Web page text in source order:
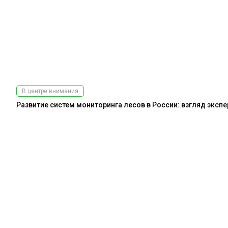
В центре внимания
Развитие систем мониторинга лесов в России: взгляд